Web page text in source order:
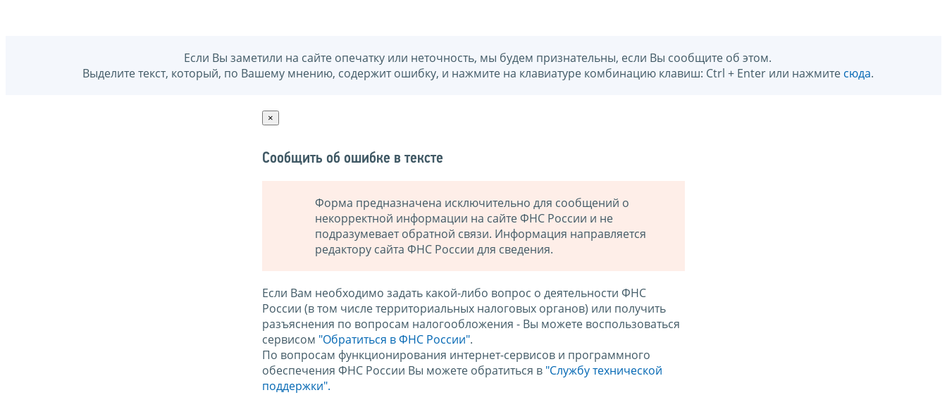
Если Вы заметили на сайте опечатку или неточность, мы будем признательны, если Вы сообщите об этом.
Выделите текст, который, по Вашему мнению, содержит ошибку, и нажмите на клавиатуре комбинацию клавиш: Ctrl + Enter или нажмите сюда.
×
Сообщить об ошибке в тексте
Форма предназначена исключительно для сообщений о
некорректной информации на сайте ФНС России и не
подразумевает обратной связи. Информация направляется
редактору сайта ФНС России для сведения.
Если Вам необходимо задать какой-либо вопрос о деятельности ФНС
России (в том числе территориальных налоговых органов) или получить
разъяснения по вопросам налогообложения - Вы можете воспользоваться
сервисом "Обратиться в ФНС России".
По вопросам функционирования интернет-сервисов и программного
обеспечения ФНС России Вы можете обратиться в "Службу технической
поддержки".